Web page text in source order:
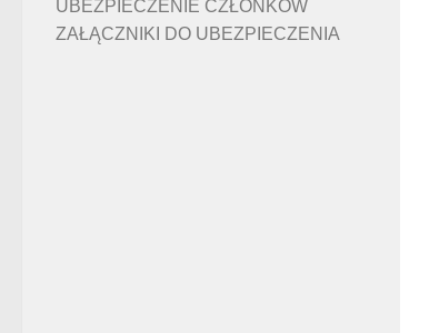
UBEZPIECZENIE CZŁONKÓW
ZAŁĄCZNIKI DO UBEZPIECZENIA